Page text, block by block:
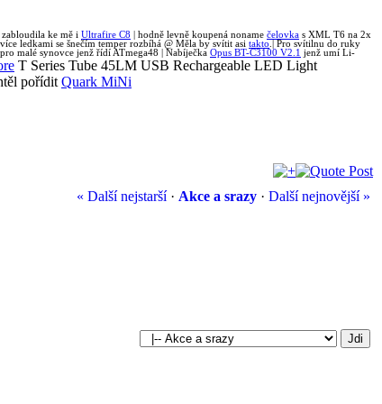
zabloudila ke mě i Ultrafire C8 | hodně levně koupená noname čelovka s XML T6 na 2x
ledkami se šnečím temper rozbíhá @ Měla by svítit asi takto .| Pro svítilnu do ruky
malé synovce jenž řídí ATmega48 | Nabíječka Opus BT-C3100 V2.1 jenž umí Li-
T Series Tube 45LM USB Rechargeable LED Light
pořídit Quark MiNi
« Další nejstarší· Akce a srazy · Další nejnovější »